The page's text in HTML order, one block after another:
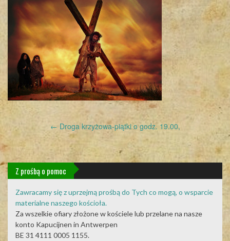
Post
navigation
← Droga krzyżowa-piątki o godz. 19.00,
Z prośbą o pomoc
Zawracamy się z uprzejmą prośbą do Tych co mogą, o wsparcie
materialne naszego kościoła.
Za wszelkie ofiary złożone w kościele lub przelane na nasze
konto Kapucijnen in Antwerpen
BE 31 4111 0005 1155.